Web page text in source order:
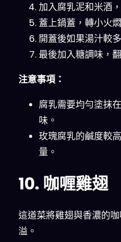
加入腐乳泥和米酒
蓋上鍋蓋，轉小火
開蓋後如果湯汁較
最後加入糖調味，
注意事項：
腐乳需要均勻塗抹
味。
玫瑰腐乳的鹹度較
量。
10. 咖喱雞翅
這道菜將雞翅與香濃的
溢。